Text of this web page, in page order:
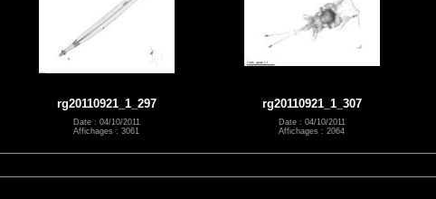
rg20110921_1_297
Date : 04/10/2011
Affichages : 3061
rg20110921_1_307
Date : 04/10/2011
Affichages : 2064